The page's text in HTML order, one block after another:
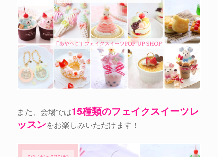
また、会場では15種類のフェイクスイーツレ
ッスンをお楽しみいただけます！